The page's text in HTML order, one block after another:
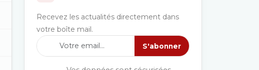
Recevez les actualités directement dans
votre boîte mail.
S'abonner